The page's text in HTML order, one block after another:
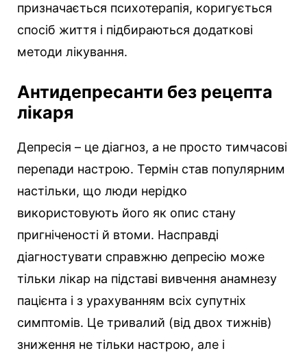
призначається психотерапія, коригується
спосіб життя і підбираються додаткові
методи лікування.
Антидепресанти без рецепта
лікаря
Депресія – це діагноз, а не просто тимчасові
перепади настрою. Термін став популярним
настільки, що люди нерідко
використовують його як опис стану
пригніченості й втоми. Насправді
діагностувати справжню депресію може
тільки лікар на підставі вивчення анамнезу
пацієнта і з урахуванням всіх супутніх
симптомів. Це тривалий (від двох тижнів)
зниження не тільки настрою, але і